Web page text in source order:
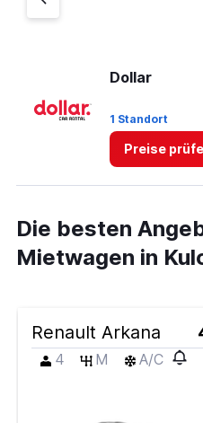
Dollar
1 Standort
Preise
Die besten
Mietwagen in
Renault Arkana
4
M A/C